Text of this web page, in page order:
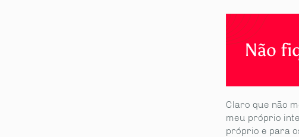
Não
Claro que não
meu próprio
próprio e para